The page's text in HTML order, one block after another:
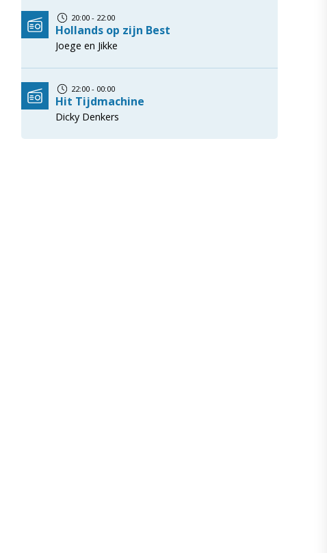
20:00 - 22:00
Hollands op zijn Best
Joege en Jikke
22:00 - 00:00
Hit Tijdmachine
Dicky Denkers